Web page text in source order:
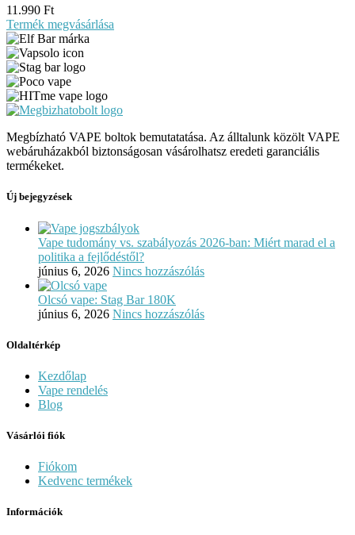
11.990 Ft
Termék megvásárlása
Megbízható VAPE boltok bemutatatása. Az álltalunk közölt VAPE
webáruházakból biztonságosan vásárolhatsz eredeti garanciális
termékeket.
Új bejegyzések
Vape tudomány vs. szabályozás 2026-ban: Miért marad el a
politika a fejlődéstől?
június 6, 2026 Nincs hozzászólás
Olcsó vape: Stag Bar 180K
június 6, 2026 Nincs hozzászólás
Oldaltérkép
Kezdőlap
Vape rendelés
Blog
Vásárlói fiók
Fiókom
Kedvenc termékek
Információk